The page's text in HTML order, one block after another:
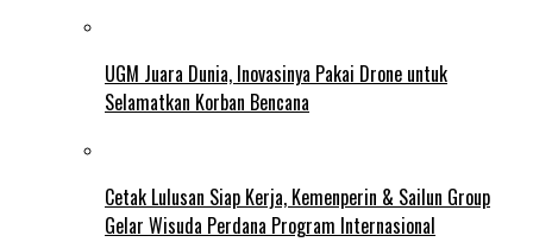
UGM Juara Dunia, Inovasinya Pakai Drone untuk
Selamatkan Korban Bencana
Cetak Lulusan Siap Kerja, Kemenperin & Sailun Group
Gelar Wisuda Perdana Program Internasional